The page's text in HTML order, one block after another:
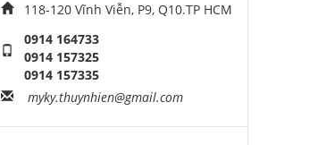
118-120 Vĩnh Viễn, P9, Q10.TP HCM
0914 164733
0914 157325
0914 157335
myky.thuynhien@gmail.com